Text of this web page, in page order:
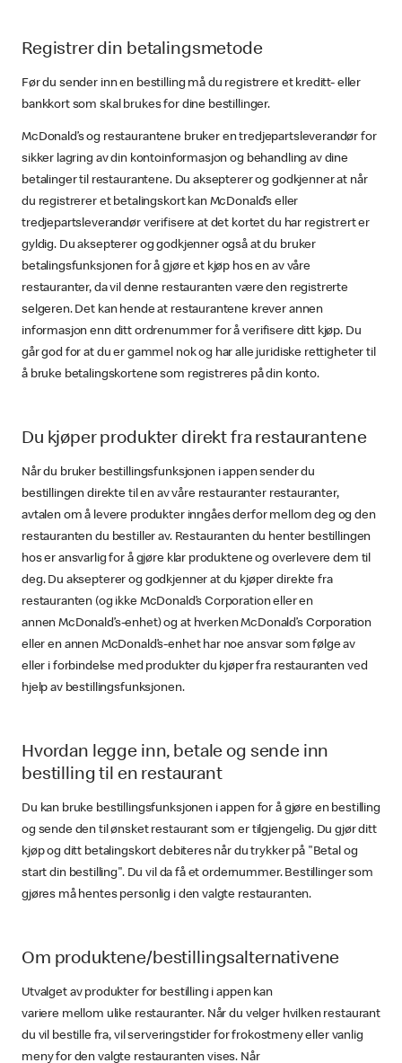
Registrer din betalingsmetode
Før du sender inn en bestilling må du registrere et kreditt- eller
bankkort som skal brukes for dine bestillinger.
McDonald’s og restaurantene bruker en tredjepartsleverandør for
sikker lagring av din kontoinformasjon og behandling av dine
betalinger til restaurantene. Du aksepterer og godkjenner at når
du registrerer et betalingskort kan McDonald’s eller
tredjepartsleverandør verifisere at det kortet du har registrert er
gyldig. Du aksepterer og godkjenner også at du bruker
betalingsfunksjonen for å gjøre et kjøp hos en av våre
restauranter, da vil denne restauranten være den registrerte
selgeren. Det kan hende at restaurantene krever annen
informasjon enn ditt ordrenummer for å verifisere ditt kjøp. Du
går god for at du er gammel nok og har alle juridiske rettigheter til
å bruke betalingskortene som registreres på din konto.
Du kjøper produkter direkt fra restaurantene
Når du bruker bestillingsfunksjonen i appen sender du
bestillingen direkte til en av våre restauranter restauranter,
avtalen om å levere produkter inngåes derfor mellom deg og den
restauranten du bestiller av. Restauranten du henter bestillingen
hos er ansvarlig for å gjøre klar produktene og overlevere dem til
deg. Du aksepterer og godkjenner at du kjøper direkte fra
restauranten (og ikke McDonald’s Corporation eller en
annen McDonald’s-enhet) og at hverken McDonald’s Corporation
eller en annen McDonald’s-enhet har noe ansvar som følge av
eller i forbindelse med produkter du kjøper fra restauranten ved
hjelp av bestillingsfunksjonen.
Hvordan legge inn, betale og sende inn
bestilling til en restaurant
Du kan bruke bestillingsfunksjonen i appen for å gjøre en bestilling
og sende den til ønsket restaurant som er tilgjengelig. Du gjør ditt
kjøp og ditt betalingskort debiteres når du trykker på "Betal og
start din bestilling". Du vil da få et ordernummer. Bestillinger som
gjøres må hentes personlig i den valgte restauranten.
Om produktene/bestillingsalternativene
Utvalget av produkter for bestilling i appen kan
variere mellom ulike restauranter. Når du velger hvilken restaurant
du vil bestille fra, vil serveringstider for frokostmeny eller vanlig
meny for den valgte restauranten vises. Når